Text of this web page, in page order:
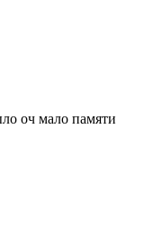
оч мало памяти